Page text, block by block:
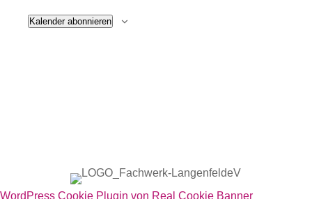
Kalender abonnieren
WordPress Cookie Plugin von Real Cookie Banner